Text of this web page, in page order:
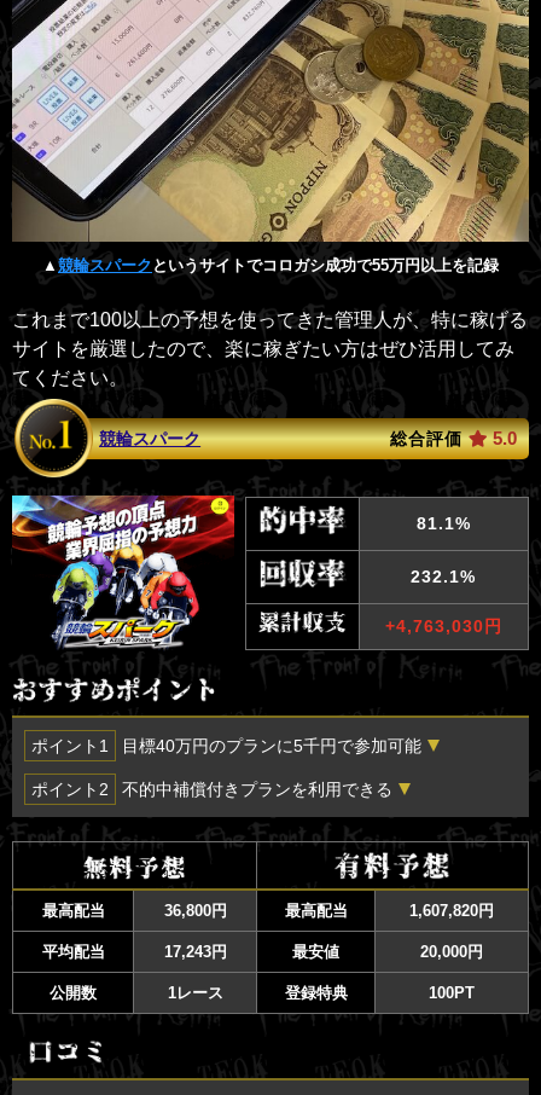
▲競輪スパーク というサイトでコロガシ成功で55万円以上を記録
これまで100以上の予想を使ってきた管理人が、特に稼げる
サイトを厳選したので、楽に稼ぎたい方はぜひ活用してみ
てください。
競輪スパーク 総合評価 5.0
81.1%
232.1%
+4,763,030円
ポイント1 目標40万円のプランに5千円で参加可能
不定期ではありますが目標40万円のプランにたった5千円
る(新規限定)キャンペーンが開催。 投資効率80倍は他にはないので
対象プランだけでも利用するのがおすすめ。
ポイント2 不的中補償付きプランを利用できる
初回に限り不的中時に 200PT返還される
プランが販売。200PT以下の
プランなら無料予想と同等のリスクで利用できるので、有料予想初心
者にはうってつけ。
最高配当
36,800円 最高配当 1,607,820円
平均配当 17,243円 最安値 20,000円
公開数 1レース 登録特典 100PT